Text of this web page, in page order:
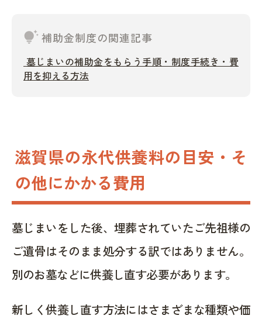
tips_and_updates補助金制度の関連記事
墓じまいの補助金をもらう手順・制度手続き・費
用を抑える方法
滋賀県の永代供養料の目安・そ
の他にかかる費用
墓じまいをした後、埋葬されていたご先祖様の
ご遺骨はそのまま処分する訳ではありません。
別のお墓などに供養し直す必要があります。
新しく供養し直す方法にはさまざまな種類や価